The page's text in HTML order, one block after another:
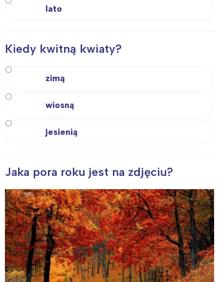
lato
Kiedy kwitną kwiaty?
zimą
wiosną
jesienią
Jaka pora roku jest na zdjęciu?